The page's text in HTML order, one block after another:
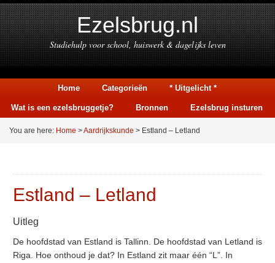
Ezelsbrug.nl
Studiehulp voor school, huiswerk & dagelijks leven
Home Categorieën * Uitgelicht *
Wat is een ezelsbruggetje? Bronnen Ezelsbrug insturen
You are here: Home >Aardrijkskunde > Estland – Letland
Estland – Letland
Uitleg
De hoofdstad van Estland is Tallinn. De hoofdstad van Letland is
Riga. Hoe onthoud je dat? In Estland zit maar één “L”. In